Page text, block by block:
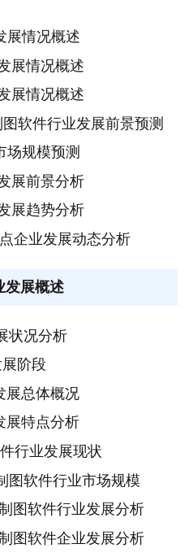
展情况概述
展情况概述
展情况概述
软件行业发展前景预测
场规模预测
展前景分析
展趋势分析
企业发展动态分析
发展概述
状况分析
展阶段
展总体概况
展特点分析
行业发展现状
图软件行业市场规模
图软件行业发展分析
图软件企业发展分析